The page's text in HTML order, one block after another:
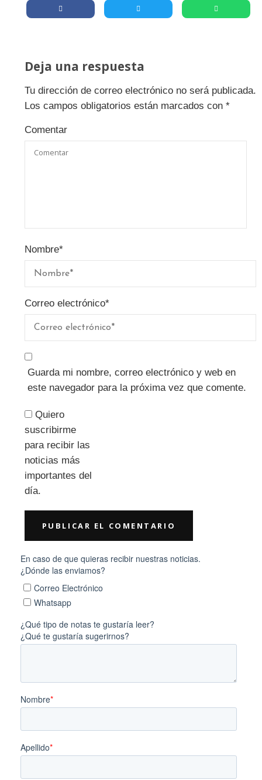
Deja una respuesta
Tu dirección de correo electrónico no será publicada.
Los campos obligatorios están marcados con *
Comentar
Nombre*
Correo electrónico*
Guarda mi nombre, correo electrónico y web en
este navegador para la próxima vez que comente.
Quiero
suscribirme
para recibir las
noticias más
importantes del
día.